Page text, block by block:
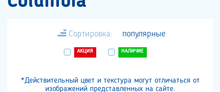
Сортировка: популярные
АКЦИЯ НАЛИЧИЕ
*Действительный цвет и текстура могут отличаться от
изображений представленных на сайте.